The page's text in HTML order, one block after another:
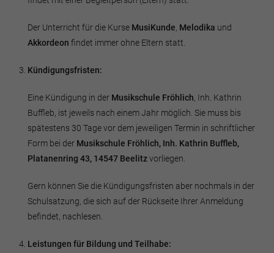
Der Unterricht für die Kurse MusiKunde Melodika und
Akkordeon findet immer ohne Eltern statt.
Kündigungsfristen:
Eine Kündigung in der Musikschule Fröhlich , Inh. Kathrin
Buffleb, ist jeweils nach einem Jahr möglich. Sie muss bis
spätestens 30 Tage vor dem jeweiligen Termin in schriftlicher
Form bei der Musikschule Fröhlich, Inh. Kathrin Buffleb,
Platanenring 43, 14547 Beelitzvorliegen.
Gern können Sie die Kündigungsfristen aber nochmals in der
Schulsatzung, die sich auf der Rückseite Ihrer Anmeldung
befindet, nachlesen.
Leistungen für Bildung und Teilhabe: